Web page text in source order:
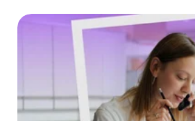
Planifiez vos
ou ceux de votre
avec le service clé en